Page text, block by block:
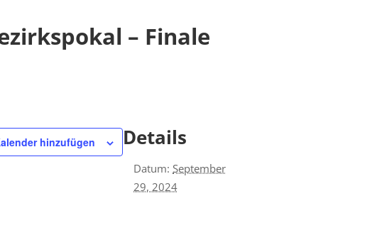
– Finale
hinzufügen
Details
Datum: September
29, 2024